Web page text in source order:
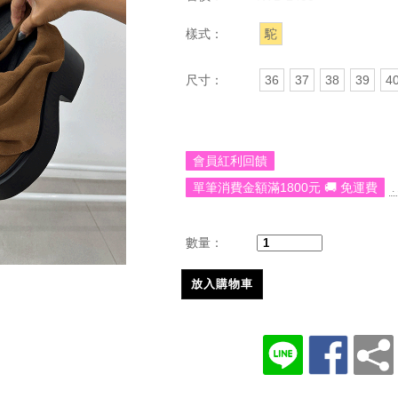
樣式： 駝
尺寸： 36 37 38 39
會員紅利回饋
單筆消費金額滿1800元 🚚 免運費
.
數量：
放入購物車